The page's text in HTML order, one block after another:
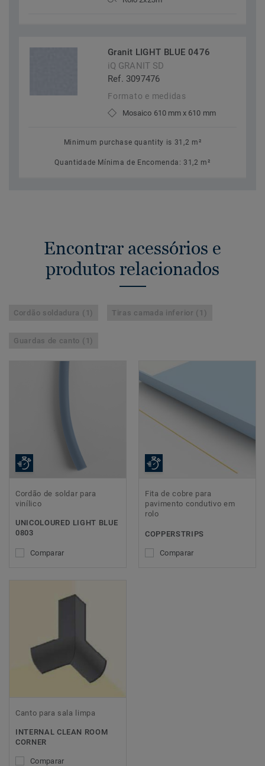
Granit LIGHT BLUE 0476
iQ GRANIT SD
Ref. 3097476
Formato e medidas
Mosaico 610 mm x 610 mm
Minimum purchase quantity is 31,2 m²
Quantidade Mínima de Encomenda: 31,2 m²
Encontrar acessórios e
produtos relacionados
Cordão soldadura (1) Tiras camada inferior (1)
Guardas de canto (1)
Cordão de soldar para
vinílico
UNICOLOURED LIGHT BLUE
0803
Comparar
Fita de cobre para
pavimento condutivo em
rolo
COPPERSTRIPS
Comparar
Canto para sala limpa
INTERNAL CLEAN ROOM
CORNER
Comparar